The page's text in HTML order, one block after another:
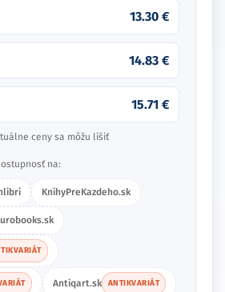
13.30 €
14.83 €
15.71 €
ceny sa môžu líšiť
na:
KnihyPreKazdeho.sk
Antiqart.sk ANTIKVARIÁT